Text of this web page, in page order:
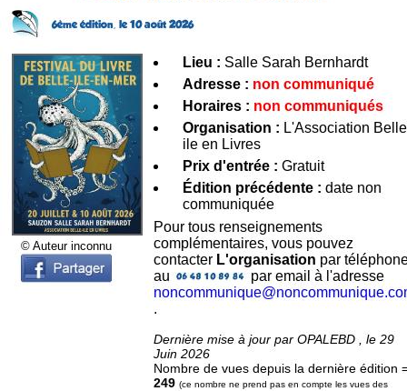
6ème édition, le 10 août 2026
© Auteur inconnu
Lieu : Salle Sarah Bernhardt
Adresse : non communiqué
Horaires : non communiqués
Organisation : L'Association
ile en Livres
Prix d'entrée : Gratuit
Édition précédente : date non
communiquée
Pour tous renseignements
complémentaires, vous pouvez
contacter L'organisation par
au
par email à l'adresse
.
Dernière mise à jour par OPALEBD , le 29
Juin 2026
Nombre de vues depuis la dernière édition
249 (ce nombre ne prend pas en compte les vues des